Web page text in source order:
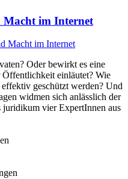
Macht im Internet
Oder bewirkt es eine
einläutet? Wie
geschützt werden? Und
widmen sich anlässlich der
juridikum vier ExpertInnen aus